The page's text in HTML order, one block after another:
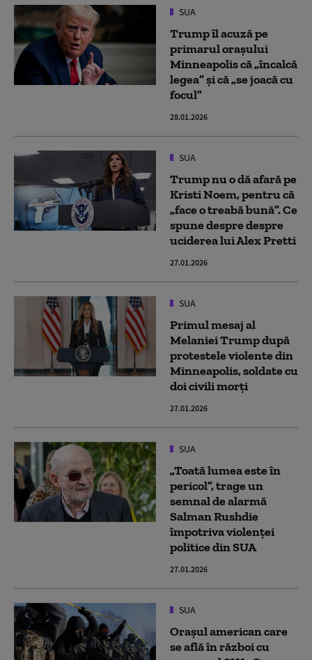
SUA
Trump îl acuză pe
primarul oraşului
Minneapolis că „încalcă
legea” şi că „se joacă cu
focul”
28.01.2026
SUA
Trump nu o dă afară pe
Kristi Noem, pentru că
„face o treabă bună”. Ce
spune despre despre
uciderea lui Alex Pretti
27.01.2026
SUA
Primul mesaj al
Melaniei Trump după
protestele violente din
Minneapolis, soldate cu
doi civili morți
27.01.2026
SUA
„Toată lumea este în
pericol”, trage un
semnal de alarmă
Salman Rushdie
împotriva violenţei
politice din SUA
27.01.2026
SUA
Orașul american care
se află în război cu